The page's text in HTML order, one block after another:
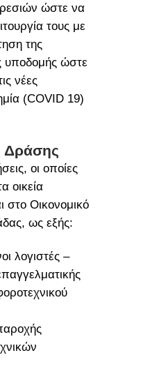
ώστε να
τους με
της
υποδομής ώστε
νέες
(COVID 19)
Δράσης
οι οποίες
οικεία
στο Οικονομικό
ως εξής:
λογιστές –